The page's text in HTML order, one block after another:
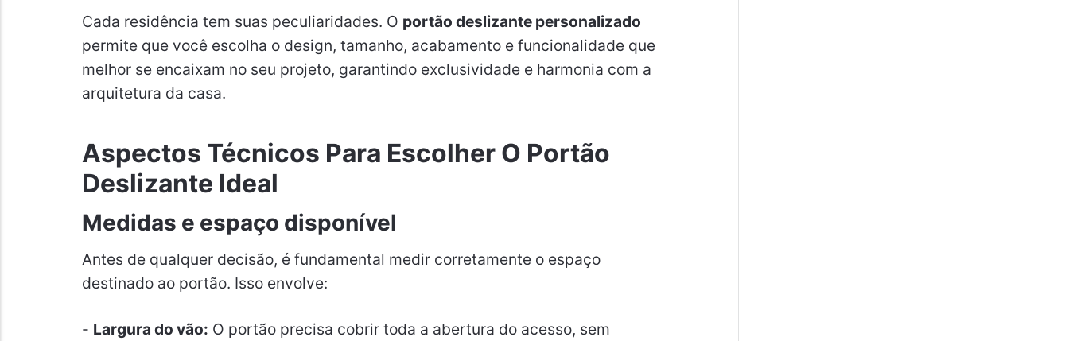
Cada residência tem suas peculiaridades. O portão deslizante personalizado
permite que você escolha o design, tamanho, acabamento e funcionalidade que
melhor se encaixam no seu projeto, garantindo exclusividade e harmonia com a
arquitetura da casa.
Aspectos Técnicos Para Escolher O Portão
Deslizante Ideal
Medidas e espaço disponível
Antes de qualquer decisão, é fundamental medir corretamente o espaço
destinado ao portão. Isso envolve:
- Largura do vão: O portão precisa cobrir toda a abertura do acesso, sem